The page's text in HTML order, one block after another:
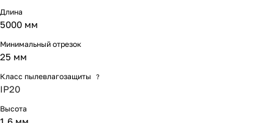
Длина
5000 мм
Минимальный отрезок
25 мм
Класс пылевлагозащиты ?
IP20
Высота